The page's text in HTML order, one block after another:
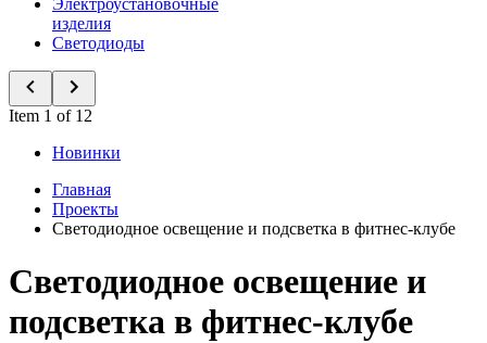
Электроустановочные
изделия
Светодиоды
Item 1 of 12
Новинки
Главная
Проекты
Светодиодное освещение и подсветка в фитнес-клубе
Светодиодное освещение и
подсветка в фитнес-клубе